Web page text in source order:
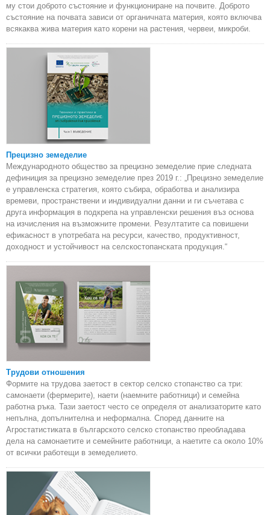
му стои доброто състояние и функциониране на почвите. Доброто
състояние на почвата зависи от органичната материя, която включва
всякаква жива материя като корени на растения, червеи, микроби.
Прецизно земеделие
Международното общество за прецизно земеделие прие следната
дефиниция за прецизно земеделие през 2019 г.: „Прецизно земеделие
е управленска стратегия, която събира, обработва и анализира
времеви, пространствени и индивидуални данни и ги съчетава с
друга информация в подкрепа на управленски решения въз основа
на изчисления на възможните промени. Резултатите са повишени
ефикасност в употребата на ресурси, качество, продуктивност,
доходност и устойчивост на селскостопанската продукция.“
Трудови отношения
Формите на трудова заетост в сектор селско стопанство са три:
самонаети (фермерите), наети (наемните работници) и семейна
работна ръка. Тази заетост често се определя от анализаторите като
непълна, допълнителна и неформална. Според данните на
Агростатистиката в българското селско стопанство преобладава
дела на самонаетите и семейните работници, а наетите са около 10%
от всички работещи в земеделието.